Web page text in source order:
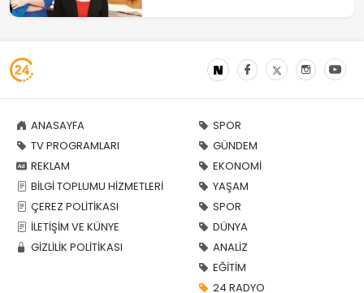
ANASAYFA
TV PROGRAMLARI
REKLAM
BİLGİ TOPLUMU HİZMETLERİ
ÇEREZ POLİTİKASI
İLETİŞİM VE KÜNYE
GİZLİLİK POLİTİKASI
SPOR
GÜNDEM
EKONOMİ
YAŞAM
SPOR
DÜNYA
ANALİZ
EĞİTİM
24 RADYO